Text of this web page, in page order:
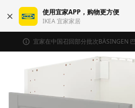
使用宜家APP，购物更方便
IKEA 宜家家居
宜家在中国召回部分批次BÄSINGEN